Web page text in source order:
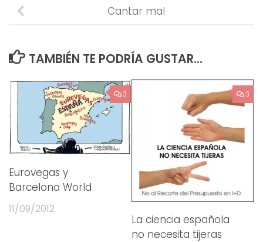
Cantar mal
TAMBIÉN TE PODRÍA GUSTAR...
3
Eurovegas y
Barcelona World
11/09/2012
3
La ciencia española
no necesita tijeras